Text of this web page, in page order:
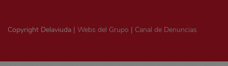
Copyright Delaviuda | Webs del Grupo | Canal de Denuncias